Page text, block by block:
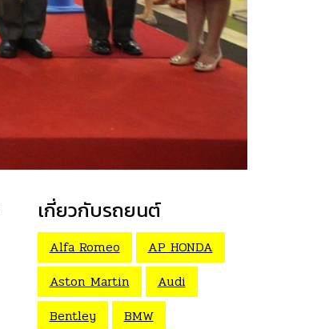
เกี่ยวกับรถยนต์
Alfa Romeo
AP HONDA
Aston Martin
Audi
Bentley
BMW